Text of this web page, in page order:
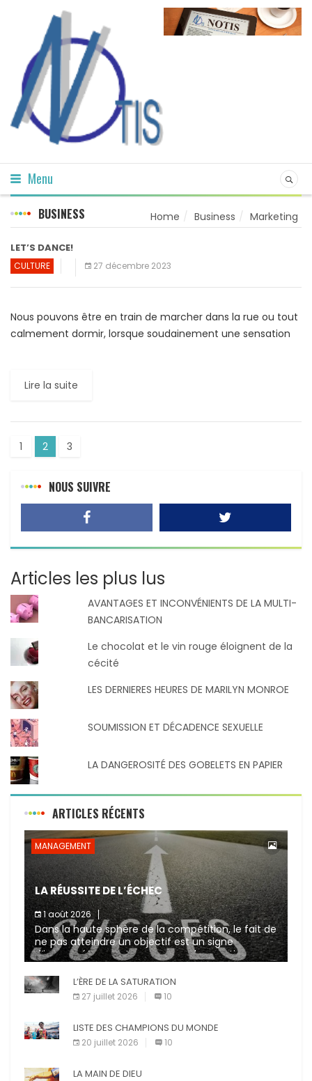
Menu
BUSINESS Home Business Marketing
LET’S DANCE!
CULTURE 27 décembre 2023
Nous pouvons être en train de marcher dans la rue ou tout
calmement dormir, lorsque soudainement une sensation
Lire la suite
1 2 3
NOUS SUIVRE
Articles les plus lus
AVANTAGES ET INCONVÉNIENTS DE LA MULTI-
BANCARISATION
Le chocolat et le vin rouge éloignent de la
cécité
LES DERNIERES HEURES DE MARILYN MONROE
SOUMISSION ET DÉCADENCE SEXUELLE
LA DANGEROSITÉ DES GOBELETS EN PAPIER
ARTICLES RÉCENTS
MANAGEMENT
LA RÉUSSITE DE L’ÉCHEC
1 août 2026
Dans la haute sphère de la compétition, le fait de
ne pas atteindre un objectif est un signe
d’incompétence et une source de sanctions
diverses (avertissement, […]
L’ÈRE DE LA SATURATION
27 juillet 2026 10
LISTE DES CHAMPIONS DU MONDE
20 juillet 2026 10
LA MAIN DE DIEU